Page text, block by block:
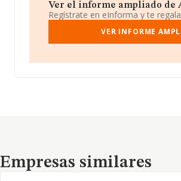
Ver el informe ampliado de
Regístrate en eInforma y te
VER INFORME
Empresas similares
Empresas similares